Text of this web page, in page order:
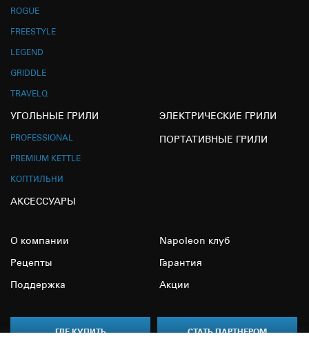
ROGUE
FREESTYLE
LEGEND
GRIDDLE
TRAVELQ
УГОЛЬНЫЕ ГРИЛИ
PROFESSIONAL
PREMIUM KETTLE
КОПТИЛЬНИ
ЭЛЕКТРИЧЕСКИЕ ГРИЛИ
ПОРТАТИВНЫЕ ГРИЛИ
АКСЕССУАРЫ
О компании Napoleon клуб
Рецепты Гарантия
Поддержка Акции
ГДЕ КУПИТЬ СТАТЬ ПАРТНЕРОМ